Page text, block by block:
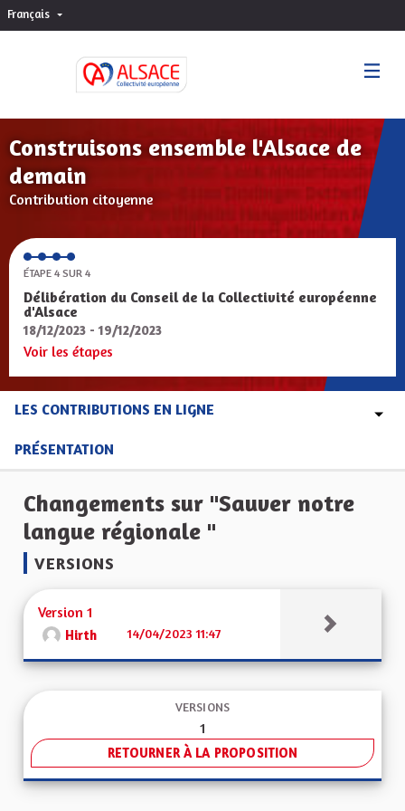
Français Choisir la langue
Construisons ensemble l'Alsace de
demain
Contribution citoyenne
ÉTAPE 4 SUR 4
Délibération du Conseil de la Collectivité européenne
d'Alsace
18/12/2023 - 19/12/2023
Voir les étapes
LES CONTRIBUTIONS EN LIGNE
PRÉSENTATION
Changements sur "Sauver notre
langue régionale "
VERSIONS
Version 1
Hirth 14/04/2023 11:47
VERSIONS
1
RETOURNER À LA PROPOSITION